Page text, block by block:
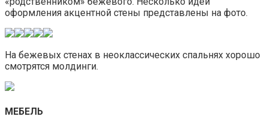
оформления акцентной стены представлены на фото.
На бежевых стенах в неоклассических спальнях хорошо
смотрятся молдинги.
МЕБЕЛЬ